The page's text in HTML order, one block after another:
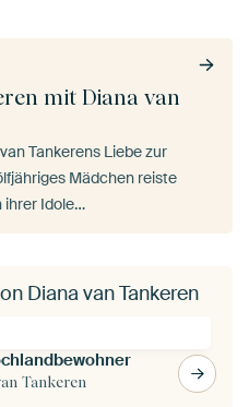
mit Diana van
Tankerens Liebe zur
Mädchen reiste
ihrer Idole…
Diana van Tankeren
Tankeren